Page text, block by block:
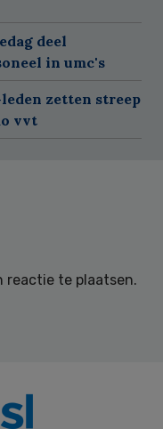
deel
in umc's
leden zetten streep
vvt
reactie te plaatsen.